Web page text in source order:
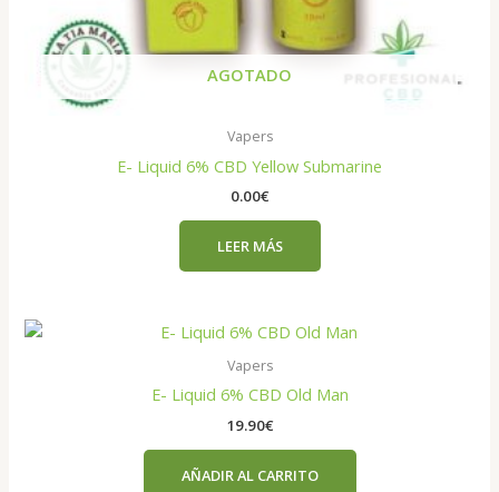
AGOTADO
Vapers
E- Liquid 6% CBD Yellow Submarine
0.00€
LEER MÁS
Vapers
E- Liquid 6% CBD Old Man
19.90€
AÑADIR AL CARRITO